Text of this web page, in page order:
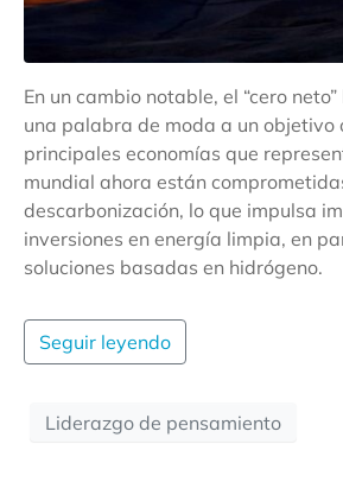
En un cambio notable, el “cero
una palabra de moda a un objetivo
principales economías que
mundial ahora están
descarbonización, lo que impulsa
inversiones en energía limpia, en
soluciones basadas en hidrógeno.
Seguir leyendo
Liderazgo de pensamiento